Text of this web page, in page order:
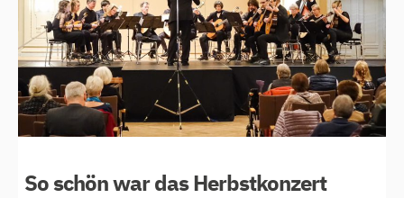
die
entscheidung
für
wuppertal
bedeutet
So schön war das Herbstkonzert